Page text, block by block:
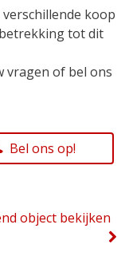
koop
tot dit
vragen of bel ons
Bel ons op!
object bekijken